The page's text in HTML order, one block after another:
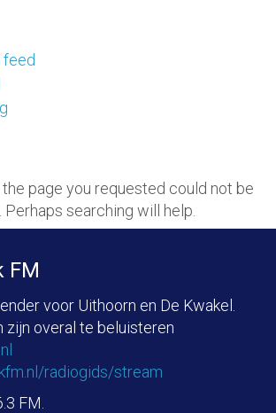
feed
page you requested could not be
Perhaps searching will help.
FM
voor Uithoorn en De Kwakel.
zijn overal te beluisteren
radiogids/stream
FM.